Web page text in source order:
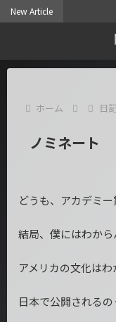
New Article
ホーム 日
ノミネート
どうも、アカデミー
結局、僕にはわから
アメリカの文化はわ
日本で公開されるの